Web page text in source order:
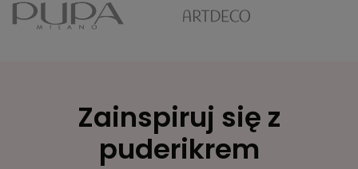
Zainspiruj się z
puderikrem